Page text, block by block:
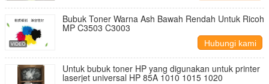
Bubuk Toner Warna Ash Bawah Rendah Untuk Ricoh
MP C3503 C3003
Hubungi kami
Untuk bubuk toner HP yang digunakan untuk printer
laserjet universal HP 85A 1010 1015 1020